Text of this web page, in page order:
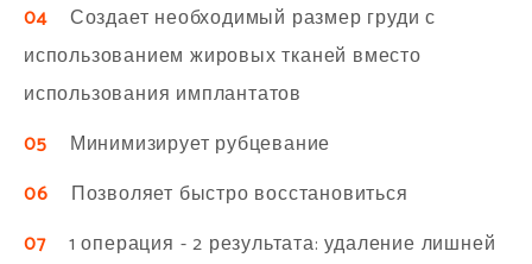
04Создает необходимый размер груди с
использованием жировых тканей вместо
использования имплантатов
05 Минимизирует рубцевание
06 Позволяет быстро восстановиться
071 операция - 2 результата: удаление лишней